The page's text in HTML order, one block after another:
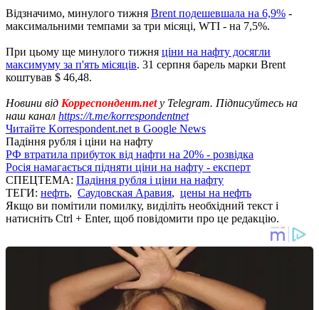
Відзначимо, минулого тижня Brent подешевшала на 6,9% -
максимальними темпами за три місяці, WTI - на 7,5%.
При цьому ще минулого тижня ціни на нафту досягли
максимуму за п'ять місяців. 31 серпня барель марки Brent
коштував $ 46,48.
Новини від Корреспондент.netу Telegram. Підписуйтесь на
наш канал https://t.me/korrespondentnet
Читайте Korrespondent.net в Google News
Падіння рубля і ціни на нафту
РФ втратила прибуток від нафти на 20% - розвідка
Росія намагається підняти ціни на нафту - експерт
СПЕЦТЕМА: Падіння рубля і ціни на нафту
ТЕГИ: нефть, Саудовская Аравия, цены на нефть
Якщо ви помітили помилку, виділіть необхідний текст і
натисніть Ctrl + Enter, щоб повідомити про це редакцію.